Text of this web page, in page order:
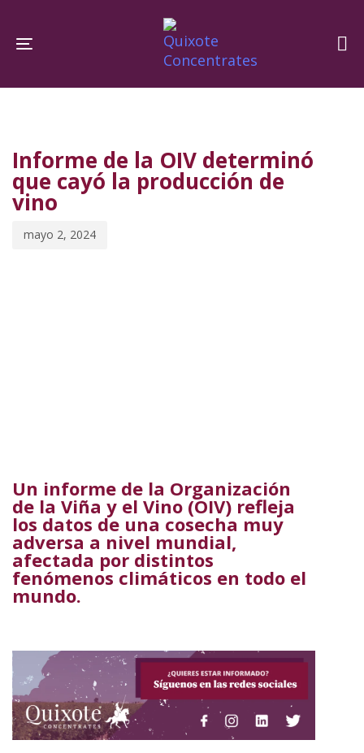
links
navigation
content
Toggle navigation
Informe de la OIV determinó
que cayó la producción de
vino
mayo 2, 2024
Un informe de la Organización
de la Viña y el Vino (OIV) refleja
los datos de una cosecha muy
adversa a nivel mundial,
afectada por distintos
fenómenos climáticos en todo el
mundo.